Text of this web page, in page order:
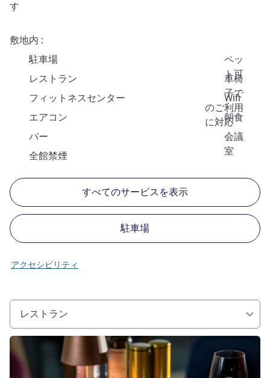
す
敷地内
駐車場
ペッ
ト可
レストラン
車椅
子で
のご利用
に対応
フィットネスセンター
Wifi
エアコン
朝食
バー
会議
室
全館禁煙
すべてのサービスを表示
駐車場
アクセシビリティ
レストラン
詳細を表示